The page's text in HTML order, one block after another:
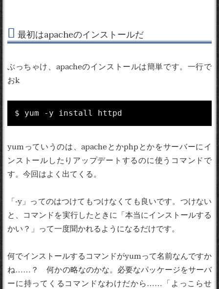
最初はapacheのインストールだ
ぶっちゃけ、apacheのインストールは簡単です。一行で
おk
$ yum -y install httpd
yumっていうのは、apacheとかphpとかをサーバーにイ
ンストールしたりアップデートするのに使うコマンドで
す。今回はよく出てくる。
「-y」ってのはつけてもつけなくても良いです。つけない
と、コマンドを実行したときに「本当にインストールする
かい？」って一度聞かれるようになるだけです。
何でインストールするコマンドがyumって名前なんですか
ね……？ 何かの略なのかな。必要なパッケージをサーバ
ーに持ってくるコマンドなわけだから……「よっこらせ